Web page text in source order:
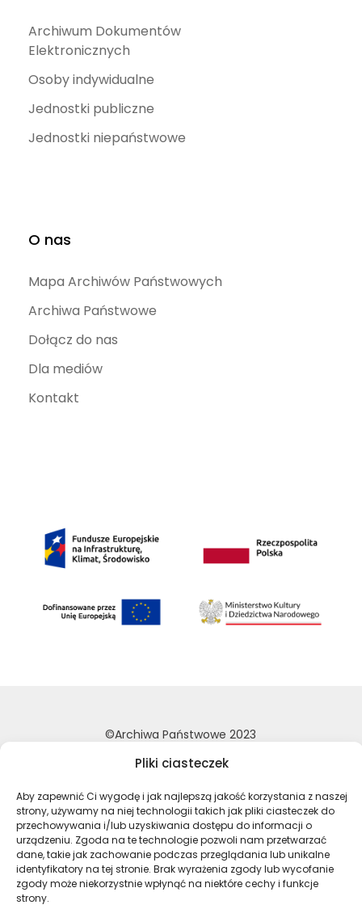
Pliki ciasteczek
Aby zapewnić Ci wygodę i jak najlepszą jakość korzystania z naszej
strony, używamy na niej technologii takich jak pliki ciasteczek do
przechowywania i/lub uzyskiwania dostępu do informacji o
urządzeniu. Zgoda na te technologie pozwoli nam przetwarzać
dane, takie jak zachowanie podczas przeglądania lub unikalne
identyfikatory na tej stronie. Brak wyrażenia zgody lub wycofanie
zgody może niekorzystnie wpłynąć na niektóre cechy i funkcje
strony.
Archiwum Dokumentów
Elektronicznych
Osoby indywidualne
Jednostki publiczne
Jednostki niepaństwowe
O nas
Mapa Archiwów Państwowych
Archiwa Państwowe
Dołącz do nas
Dla mediów
Kontakt
©Archiwa Państwowe 2023
Deklaracja dostępności
Polityka prywatności
Mapa strony
Profil Archiwa Państwowe w
Profil Archiwa Państwowe
Profil Archiwa
Profil Archiwa